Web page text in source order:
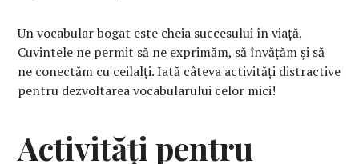
Un vocabular bogat este cheia succesului în viață.
Cuvintele ne permit să ne exprimăm, să învățăm și să
ne conectăm cu ceilalți. Iată câteva activități distractive
pentru dezvoltarea vocabularului celor mici!
Activități pentru